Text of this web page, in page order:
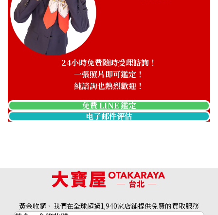
24小時免費隨時受理諮詢！
一張照片即可鑑定！
純諮詢也熱烈歡迎！
免費 LINE 鑑定
电子邮件评估
黃金收購、我們在全球超過1,940家店鋪提供免費的買取服務